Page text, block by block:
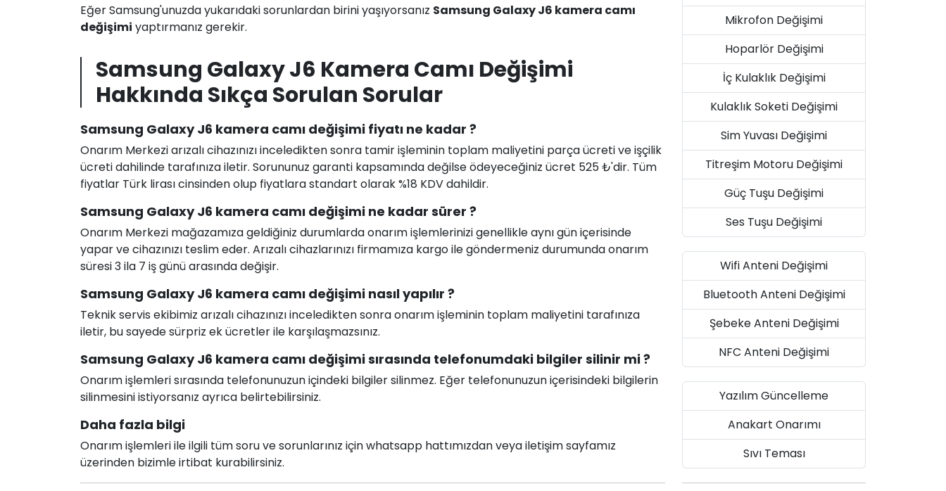
Eğer Samsung'unuzda yukarıdaki sorunlardan birini yaşıyorsanız Samsung Galaxy J6 kamera camı
değişimi yaptırmanız gerekir.
Samsung Galaxy J6 Kamera Camı Değişimi
Hakkında Sıkça Sorulan Sorular
Samsung Galaxy J6 kamera camı değişimi fiyatı ne kadar ?
Onarım Merkezi arızalı cihazınızı inceledikten sonra tamir işleminin toplam maliyetini parça ücreti ve işçilik
ücreti dahilinde tarafınıza iletir. Sorununuz garanti kapsamında değilse ödeyeceğiniz ücret 525 ₺'dir. Tüm
fiyatlar Türk lirası cinsinden olup fiyatlara standart olarak %18 KDV dahildir.
Samsung Galaxy J6 kamera camı değişimi ne kadar sürer ?
Onarım Merkezi mağazamıza geldiğiniz durumlarda onarım işlemlerinizi genellikle aynı gün içerisinde
yapar ve cihazınızı teslim eder. Arızalı cihazlarınızı firmamıza kargo ile göndermeniz durumunda onarım
süresi 3 ila 7 iş günü arasında değişir.
Samsung Galaxy J6 kamera camı değişimi nasıl yapılır ?
Teknik servis ekibimiz arızalı cihazınızı inceledikten sonra onarım işleminin toplam maliyetini tarafınıza
iletir, bu sayede sürpriz ek ücretler ile karşılaşmazsınız.
Samsung Galaxy J6 kamera camı değişimi sırasında telefonumdaki bilgiler silinir mi ?
Onarım işlemleri sırasında telefonunuzun içindeki bilgiler silinmez. Eğer telefonunuzun içerisindeki bilgilerin
silinmesini istiyorsanız ayrıca belirtebilirsiniz.
Daha fazla bilgi
Onarım işlemleri ile ilgili tüm soru ve sorunlarınız için whatsapp hattımızdan veya iletişim sayfamız
üzerinden bizimle irtibat kurabilirsiniz.
Mikrofon Değişimi
Hoparlör Değişimi
İç Kulaklık Değişimi
Kulaklık Soketi Değişimi
Sim Yuvası Değişimi
Titreşim Motoru Değişimi
Güç Tuşu Değişimi
Ses Tuşu Değişimi
Wifi Anteni Değişimi
Bluetooth Anteni Değişimi
Şebeke Anteni Değişimi
NFC Anteni Değişimi
Yazılım Güncelleme
Anakart Onarımı
Sıvı Teması